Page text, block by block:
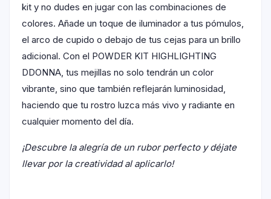
kit y no dudes en jugar con las combinaciones de
colores. Añade un toque de iluminador a tus pómulos,
el arco de cupido o debajo de tus cejas para un brillo
adicional. Con el POWDER KIT HIGHLIGHTING
DDONNA, tus mejillas no solo tendrán un color
vibrante, sino que también reflejarán luminosidad,
haciendo que tu rostro luzca más vivo y radiante en
cualquier momento del día.
¡Descubre la alegría de un rubor perfecto y déjate
llevar por la creatividad al aplicarlo!